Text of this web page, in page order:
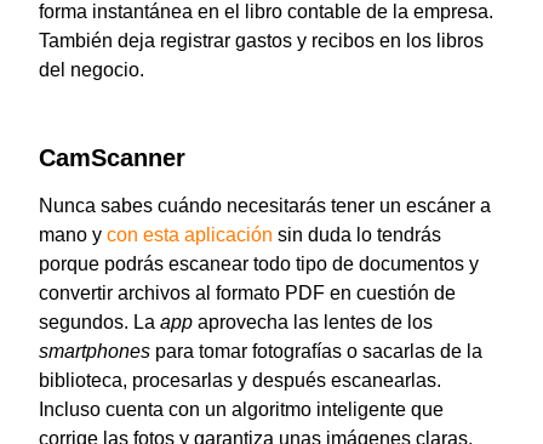
forma instantánea en el libro contable de la empresa.
También deja registrar gastos y recibos en los libros
del negocio.
CamScanner
Nunca sabes cuándo necesitarás tener un escáner a
mano y con esta aplicación sin duda lo tendrás
porque podrás escanear todo tipo de documentos y
convertir archivos al formato PDF en cuestión de
segundos. La app aprovecha las lentes de los
smartphones para tomar fotografías o sacarlas de la
biblioteca, procesarlas y después escanearlas.
Incluso cuenta con un algoritmo inteligente que
corrige las fotos y garantiza unas imágenes claras,